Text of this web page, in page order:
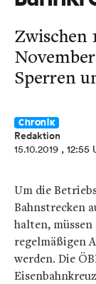
Zwischen
Sperren
Chronik
Redaktion
15.10.2019 , 12:55
Um die
Bahnstrecken
halten,
regelmäßigen
werden. Die